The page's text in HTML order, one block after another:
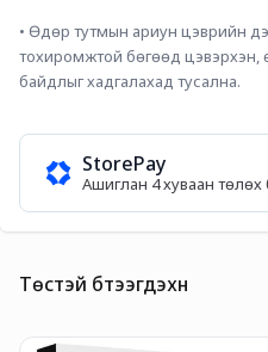
• Өдөр тутмын ариун цэврийн
тохиромжтой бөгөөд цэвэрхэн,
байдлыг хадгалахад тусална.
StorePay
Ашиглан 4 хуваан
Төстэй бүтээгдэхүүн